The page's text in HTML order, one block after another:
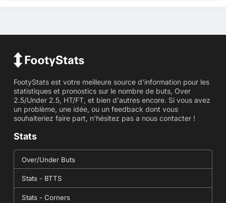
FootyStats est votre meilleure source d'information pour les
statistiques et pronostics sur le nombre de buts, Over
2.5/Under 2.5, HT/FT, et bien d'autres encore. Si vous avez
un problème, une idée, ou un feedback dont vous
souhaiteriez faire part, n'hésitez pas a nous contacter !
Stats
Over/Under Buts
Stats - BTTS
Stats - Corners